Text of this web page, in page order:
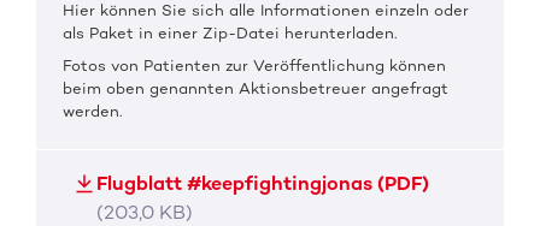
Hier können Sie sich alle Informationen einzeln oder
als Paket in einer Zip-Datei herunterladen.
Fotos von Patienten zur Veröffentlichung können
beim oben genannten Aktionsbetreuer angefragt
werden.
Flugblatt #keepfightingjonas (PDF)
(203,0 KB)